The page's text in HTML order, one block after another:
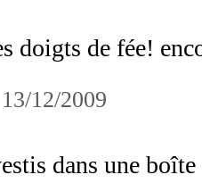
doigts de fée!
12/2009
dans une